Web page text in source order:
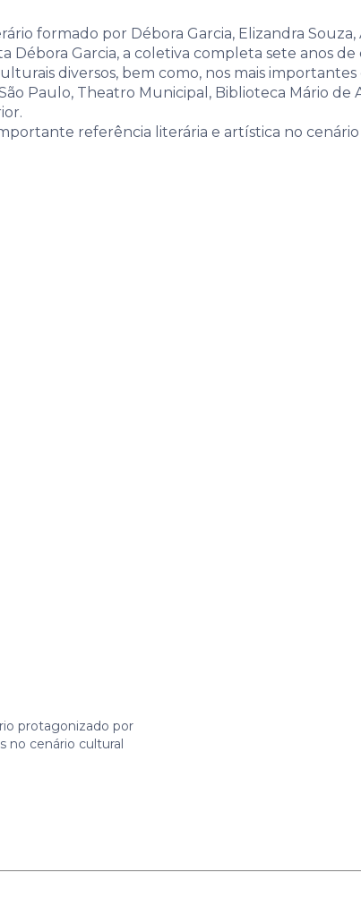
formado por Débora Garcia, Elizandra
Débora Garcia, a coletiva completa sete anos
diversos, bem como, nos mais
Paulo, Theatro Municipal, Biblioteca Mário
referência literária e artística no
protagonizado por
no cenário cultural